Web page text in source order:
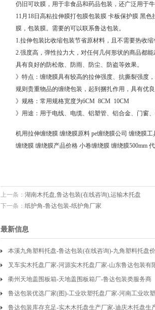
仍旧可吹膜，用于非食品和药品包装，还广泛用于
11月18日高粘拉伸膜打包膜包装膜 卡板保护膜 黑
膜，包装膜。需要的可以联系鲁达包装。
1.拉伸包装比收缩包装节省原材料，且不需要热收缩
2.强度高，弹性拉力大，对任何几何形状的商品都
具有良好的防松散、防雨、防尘、防盗等效果。
》特点：缠绕膜具有较高的拉伸强度、抗撕裂强度
规则贵重物品的缠绕包装，起到捆扎作用，具有优
》规格：常用规格宽度为6CM 8CM 10CM
》用途：用于电线、电缆、铝塑管、铝合金、门窗
机用拉伸缠绕膜 缠绕膜原料 pe缠绕膜公司 缠绕膜
缠绕膜 缠绕膜产品价格 小卷缠绕膜 缠绕膜500mm
上一条： 湖南木托盘,鲁达包装(在线咨询),运输木托盘
下一条： 纸护角-鲁达包装-纸护角厂家
最新信息
本溪九角塑料托盘-鲁达包装(在线咨询)-九角塑料托盘
叉车实木托盘厂家-河源实木托盘厂家-山东鲁达包装有
衢州天地盖围板箱-天地盖围板箱厂-鲁达包装类服务商
鲁达包装优选厂家(图)-工业吹塑托盘厂家-河南工业吹
鲁达包装库存充足-实木木托盘生产厂家-迪庆木托盘生